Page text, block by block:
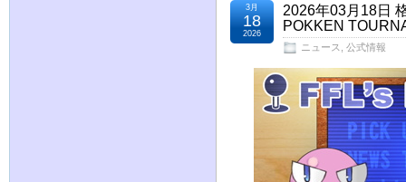
2026年03月18日
POKKEN
ニュース 公式情報
3月
18
2026